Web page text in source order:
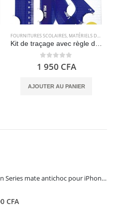
FOURNITURES SCOLAIRES
FOURNITURES SCOLAIRES, MATÉRIELS DE GÉOMÉTRIE
Kit de traçage avec règle de 30 cm, carré, biseau et rapporteur – Milan
0 out of 5
1 950 CFA
AJOUTER AU PANIER
Coque Guardian Series mate antichoc pour iPhone 15 Pro Max avec Magsafe Noir - Torras
CFA